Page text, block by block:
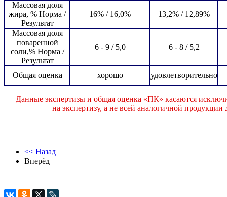
Массовая доля
жира, % Норма /
Результат
16% / 16,0% 13,2% / 12,89%
Массовая доля
поваренной
соли,% Норма /
Результат
6 - 9 / 5,0 6 - 8 / 5,2
Общая оценка хорошо удовлетворительно
Данные экспертизы и общая оценка «ПК» касаются
на экспертизу, а не всей аналогичной
<< Назад
Вперёд